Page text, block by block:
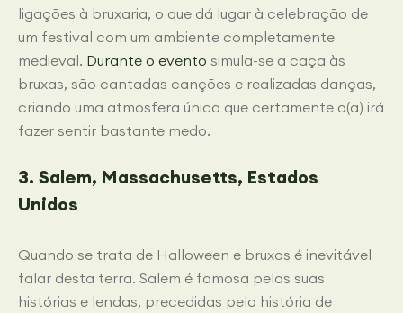
ligações à bruxaria, o que dá lugar à celebração de
um festival com um ambiente completamente
medieval. Durante o evento simula-se a caça às
bruxas, são cantadas canções e realizadas danças,
criando uma atmosfera única que certamente o(a) irá
fazer sentir bastante medo.
3. Salem, Massachusetts, Estados
Unidos
Quando se trata de Halloween e bruxas é inevitável
falar desta terra. Salem é famosa pelas suas
histórias e lendas, precedidas pela história de